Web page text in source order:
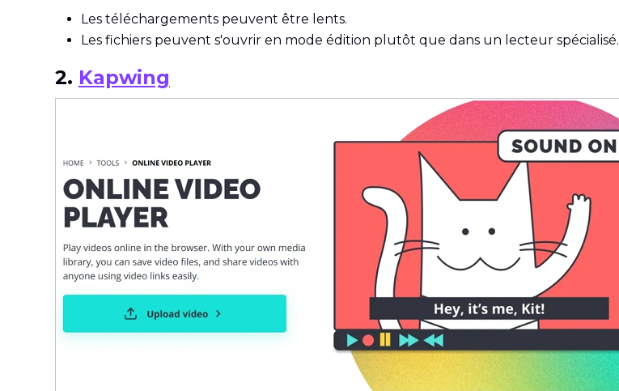
Les téléchargements peuvent être lents.
Les fichiers peuvent s'ouvrir en mode édition plutôt que dans un lecteur spécialisé.
2. Kapwing